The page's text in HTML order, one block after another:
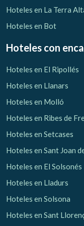
Hoteles en La Terra
Hoteles en Bot
Hoteles con
Hoteles en El Ripollés
Hoteles en Llanars
Hoteles en Molló
Hoteles en Ribes de
Hoteles en Setcases
Hoteles en Sant Joan
Hoteles en El Solsonés
Hoteles en Lladurs
Hoteles en Solsona
Hoteles en Sant